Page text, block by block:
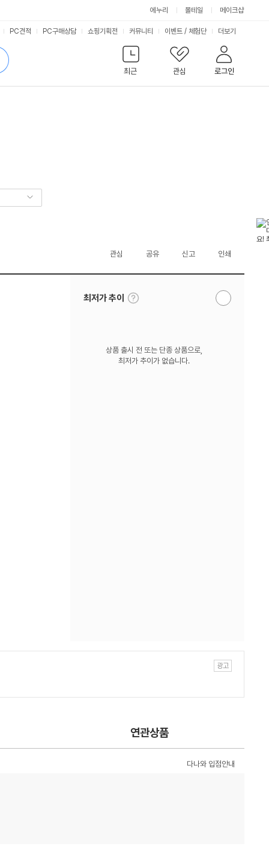
에누리 몰테일 메이크샵
최근
관심 로그인
PC견적 PC구매상담 쇼핑기획전 커뮤니티 이벤트 / 체험단 서
비
스
더보기
관심 공유 신고 인쇄
최저가 추이
툴
팁
알
상품 출시 전 또는 단종 상품으로,
최저가 추이가 없습니다.
연관상품
다나와 입점안내